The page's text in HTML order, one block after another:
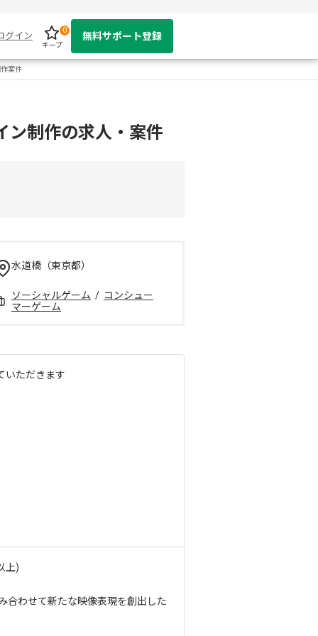
グイン
キープ
0
無料サポート登録
案件
ン制作の求人・案件
水道橋（東京都）
ソーシャルゲーム / コンシュー
マーゲーム
いただきます
上)
合わせて新たな映像表現を創出した